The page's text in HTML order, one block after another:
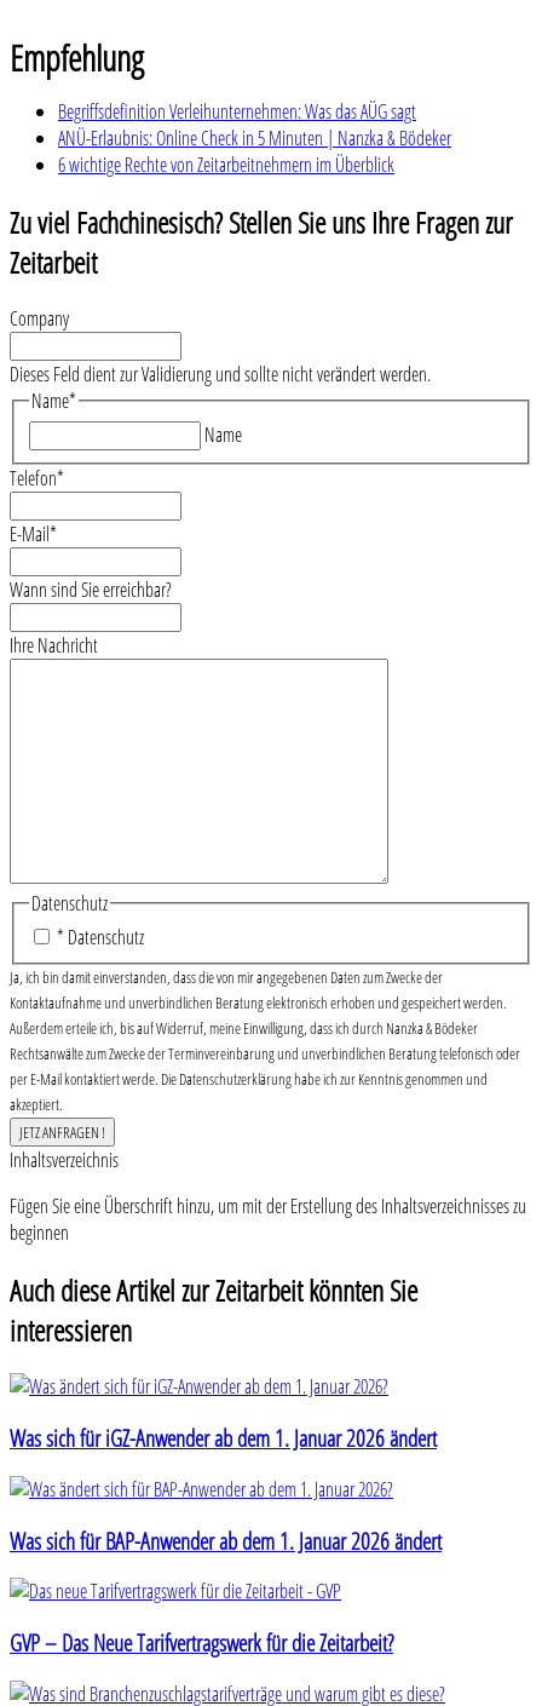
Empfehlung
Begriffsdefinition Verleihunternehmen: Was das AÜG sagt
ANÜ-Erlaubnis: Online Check in 5 Minuten | Nanzka & Bödeker
6 wichtige Rechte von Zeitarbeitnehmern im Überblick
Zu viel Fachchinesisch? Stellen Sie uns Ihre Fragen zur
Zeitarbeit
Company
Dieses Feld dient zur Validierung und sollte nicht verändert werden.
Name*
Name
Telefon*
E-Mail*
Wann sind Sie erreichbar?
Ihre Nachricht
Datenschutz
* Datenschutz
Ja, ich bin damit einverstanden, dass die von mir angegebenen Daten zum Zwecke der
Kontaktaufnahme und unverbindlichen Beratung elektronisch erhoben und gespeichert werden.
Außerdem erteile ich, bis auf Widerruf, meine Einwilligung, dass ich durch Nanzka & Bödeker
Rechtsanwälte zum Zwecke der Terminvereinbarung und unverbindlichen Beratung telefonisch oder
per E-Mail kontaktiert werde. Die Datenschutzerklärung habe ich zur Kenntnis genommen und
akzeptiert.
Inhaltsverzeichnis
Fügen Sie eine Überschrift hinzu, um mit der Erstellung des Inhaltsverzeichnisses zu
beginnen
Auch diese Artikel zur Zeitarbeit könnten Sie
interessieren
Was sich für iGZ-Anwender ab dem 1. Januar 2026 ändert
Was sich für BAP-Anwender ab dem 1. Januar 2026 ändert
GVP – Das Neue Tarifvertragswerk für die Zeitarbeit?